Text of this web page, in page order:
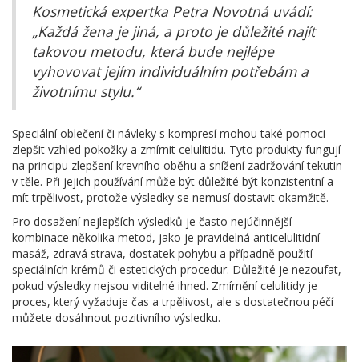
Kosmetická expertka Petra Novotná uvádí:
„Každá žena je jiná, a proto je důležité najít
takovou metodu, která bude nejlépe
vyhovovat jejím individuálním potřebám a
životnímu stylu.“
Speciální oblečení či návleky s kompresí mohou také pomoci
zlepšit vzhled pokožky a zmírnit celulitidu. Tyto produkty fungují
na principu zlepšení krevního oběhu a snížení zadržování tekutin
v těle. Při jejich používání může být důležité být konzistentní a
mít trpělivost, protože výsledky se nemusí dostavit okamžitě.
Pro dosažení nejlepších výsledků je často nejúčinnější
kombinace několika metod, jako je pravidelná anticelulitidní
masáž, zdravá strava, dostatek pohybu a případně použití
speciálních krémů či estetických procedur. Důležité je nezoufat,
pokud výsledky nejsou viditelné ihned. Zmírnění celulitidy je
proces, který vyžaduje čas a trpělivost, ale s dostatečnou péčí
můžete dosáhnout pozitivního výsledku.